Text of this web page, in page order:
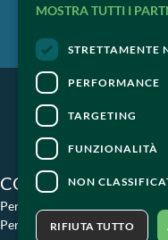
© Milano Whisky
CONTATTI
Per informazioni e supporto
Per informazioni sul
MOSTRA TUTTI I
STRETTAMENTE
PERFORMANCE
TARGETING
FUNZIONALITÀ
NON
RIFIUTA TUTTO